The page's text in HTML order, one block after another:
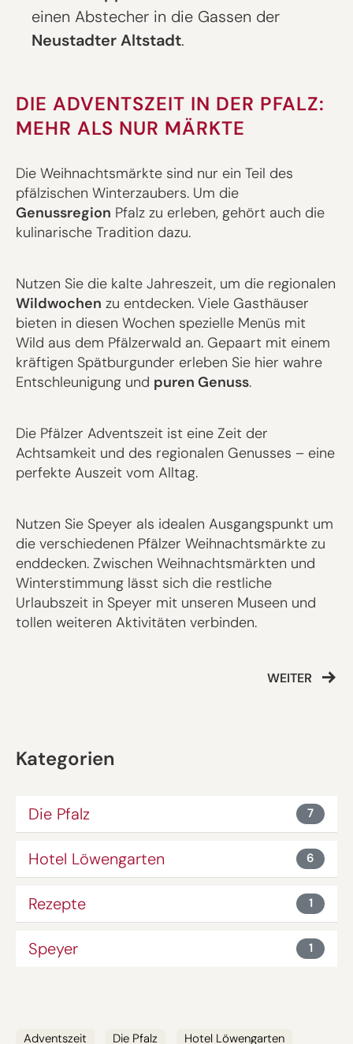
einen Abstecher in die Gassen der
Neustadter Altstadt.
DIE ADVENTSZEIT IN DER PFALZ:
MEHR ALS NUR MÄRKTE
Die Weihnachtsmärkte sind nur ein Teil des
pfälzischen Winterzaubers. Um die
Genussregion Pfalz zu erleben, gehört auch die
kulinarische Tradition dazu.
Nutzen Sie die kalte Jahreszeit, um die regionalen
Wildwochen zu entdecken. Viele Gasthäuser
bieten in diesen Wochen spezielle Menüs mit
Wild aus dem Pfälzerwald an. Gepaart mit einem
kräftigen Spätburgunder erleben Sie hier wahre
Entschleunigung und puren Genuss.
Die Pfälzer Adventszeit ist eine Zeit der
Achtsamkeit und des regionalen Genusses – eine
perfekte Auszeit vom Alltag.
Nutzen Sie Speyer als idealen Ausgangspunkt um
die verschiedenen Pfälzer Weihnachtsmärkte zu
enddecken. Zwischen Weihnachtsmärkten und
Winterstimmung lässt sich die restliche
Urlaubszeit in Speyer mit unseren Museen und
tollen weiteren Aktivitäten verbinden.
WEITER
Kategorien
Die Pfalz 7
Hotel Löwengarten 6
Rezepte 1
Speyer 1
SCHLAGWÖRTER
Adventszeit Die Pfalz Hotel Löwengarten